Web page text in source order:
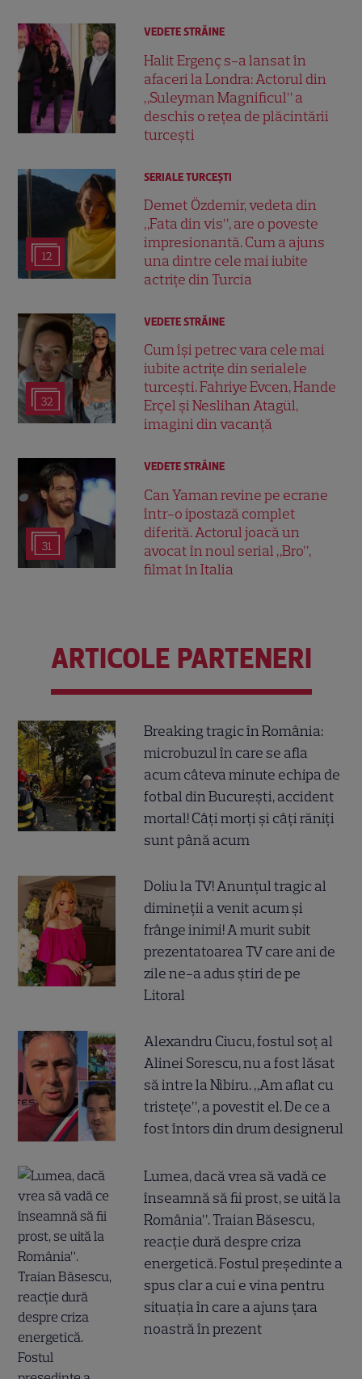
VEDETE STRĂINE
Halit Ergenç s-a lansat în
afaceri la Londra: Actorul din
„Suleyman Magnificul” a
deschis o rețea de plăcintării
turcești
12
SERIALE TURCEŞTI
Demet Özdemir, vedeta din
„Fata din vis”, are o poveste
impresionantă. Cum a ajuns
una dintre cele mai iubite
actrițe din Turcia
32
VEDETE STRĂINE
Cum își petrec vara cele mai
iubite actrițe din serialele
turcești. Fahriye Evcen, Hande
Erçel și Neslihan Atagül,
imagini din vacanță
31
VEDETE STRĂINE
Can Yaman revine pe ecrane
într-o ipostază complet
diferită. Actorul joacă un
avocat în noul serial „Bro”,
filmat în Italia
ARTICOLE PARTENERI
Breaking tragic în România:
microbuzul în care se afla
acum câteva minute echipa de
fotbal din București, accident
mortal! Câți morți și câți răniți
sunt până acum
Doliu la TV! Anunțul tragic al
dimineții a venit acum și
frânge inimi! A murit subit
prezentatoarea TV care ani de
zile ne-a adus știri de pe
Litoral
Alexandru Ciucu, fostul soț al
Alinei Sorescu, nu a fost lăsat
să intre la Nibiru. „Am aflat cu
tristețe”, a povestit el. De ce a
fost întors din drum designerul
Lumea, dacă vrea să vadă ce
înseamnă să fii prost, se uită la
România”. Traian Băsescu,
reacție dură despre criza
energetică. Fostul președinte a
spus clar a cui e vina pentru
situația în care a ajuns țara
noastră în prezent